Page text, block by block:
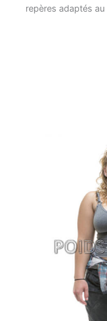
repères adaptés